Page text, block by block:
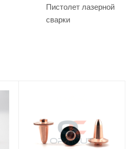
Пистолет лазерной
сварки